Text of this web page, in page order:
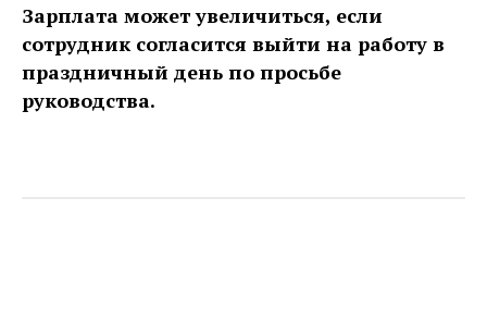
Зарплата может увеличиться, если
сотрудник согласится выйти на работу в
праздничный день по просьбе
руководства.